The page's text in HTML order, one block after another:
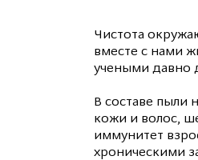
Чистота
вместе с нами
учеными давно
В составе пыли
кожи и волос,
иммунитет
хроническими